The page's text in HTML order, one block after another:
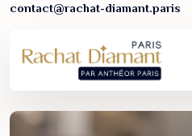
contact@rachat-diamant.paris